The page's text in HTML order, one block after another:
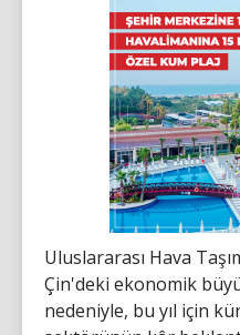
Uluslararası Hava
Çin'deki ekonomik
nedeniyle, bu yıl için